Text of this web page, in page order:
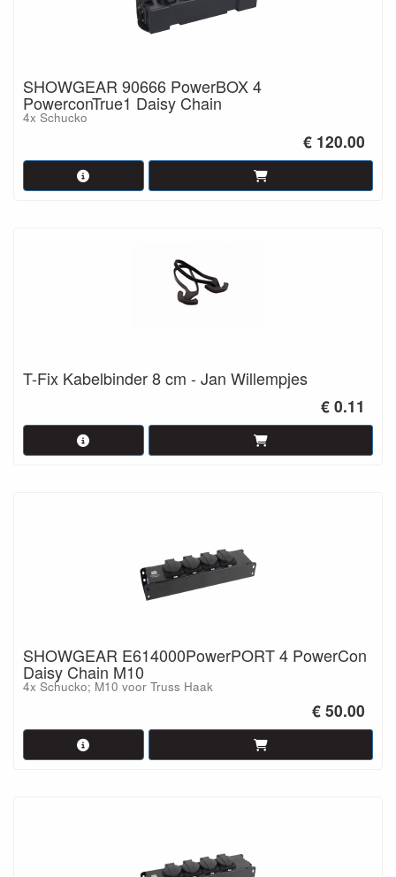
SHOWGEAR 90666 PowerBOX 4
PowerconTrue1 Daisy Chain
4x Schucko
€ 120.00
T-Fix Kabelbinder 8 cm - Jan Willempjes
€ 0.11
SHOWGEAR E614000PowerPORT 4 PowerCon
Daisy Chain M10
4x Schucko; M10 voor Truss Haak
€ 50.00